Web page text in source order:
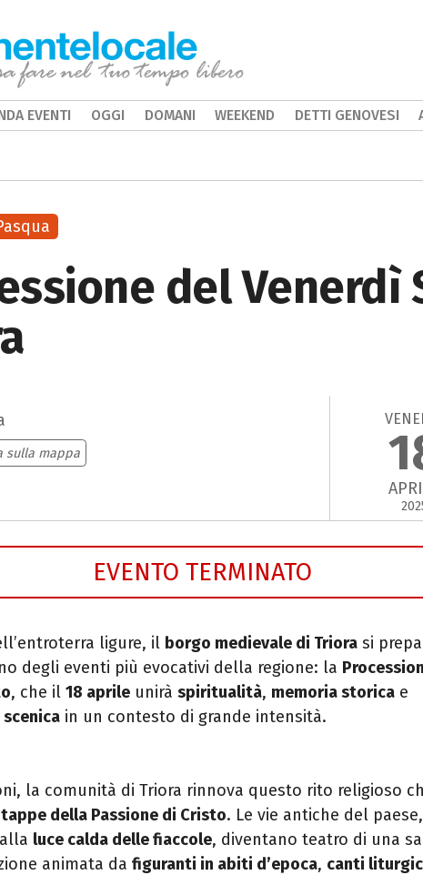
del Venerdì
sulla mappa
EVENTO TERMINATO
ligure, il borgo medievale di Triora si
degli eventi più evocativi della regione: la
, che il 18 aprile unirà spiritualità, memoria storica e
in un contesto di grande intensità.
la comunità di Triora rinnova questo rito religioso
della Passione di Cristo. Le vie antiche del paese,
luce calda delle fiaccole, diventano teatro di una
animata da figuranti in abiti d’epoca, canti
EVENTI OGGI DOMANI WEEKEND DETTI GENOVESI